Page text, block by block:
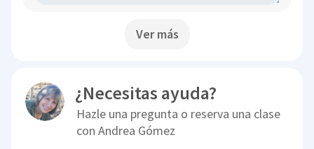
Ver más
¿Necesitas ayuda?
Hazle una pregunta o reserva una clase
conAndrea Gómez